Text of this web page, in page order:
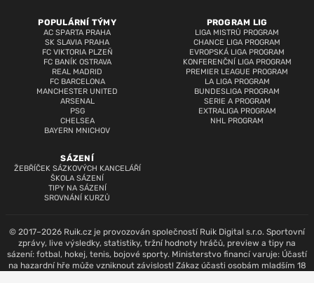
POPULÁRNÍ TÝMY
AC SPARTA PRAHA
SK SLAVIA PRAHA
FC VIKTORIA PLZEŇ
FC BANÍK OSTRAVA
REAL MADRID
FC BARCELONA
MANCHESTER UNITED
ARSENAL
PSG
CHELSEA
BAYERN MNICHOV
PROGRAM LIG
LIGA MISTRŮ PROGRAM
CHANCE LIGA PROGRAM
EVROPSKÁ LIGA PROGRAM
KONFERENČNÍ LIGA PROGRAM
PREMIER LEAGUE PROGRAM
LA LIGA PROGRAM
BUNDESLIGA PROGRAM
SERIE A PROGRAM
EXTRALIGA PROGRAM
NHL PROGRAM
SÁZENÍ
ŽEBŘÍČEK SÁZKOVÝCH KANCELÁŘÍ
ŠKOLA SÁZENÍ
TIPY NA SÁZENÍ
SROVNÁNÍ KURZŮ
© 2017–2026 Ruik.cz je provozován společností Ruik Digital s.r.o. Sportovní
zprávy, live výsledky, statistiky, tržní hodnoty hráčů, preview a tipy na
sázení: fotbal, hokej, tenis, bojové sporty. Ministerstvo financí varuje: Účastí
na hazardní hře může vzniknout závislost! Zákaz účasti osobám mladším 18